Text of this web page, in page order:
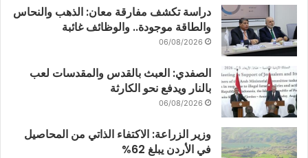
دراسة تكشف مفارقة معان: الذهب والنحاس
والطاقة موجودة.. والوظائف غائبة
06/08/2026
الصفدي: العبث بالقدس والمقدسات لعب
بالنار ويدفع نحو الكارثة
06/08/2026
وزير الزراعة: الاكتفاء الذاتي من المحاصيل
في الأردن يبلغ 62%